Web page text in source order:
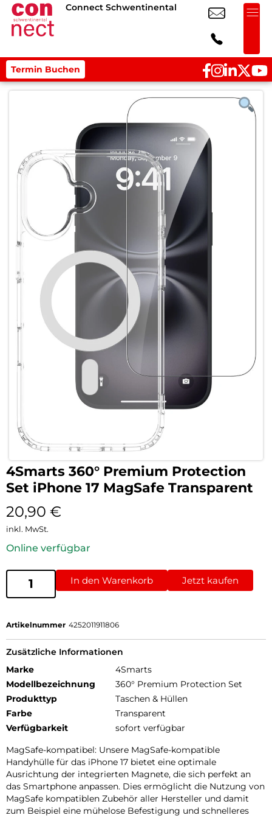
Connect Schwentinental
Termin Buchen
4Smarts 360° Premium Protection
Set iPhone 17 MagSafe Transparent
20,90 €
inkl. MwSt.
Online verfügbar
In den Warenkorb Jetzt kaufen
Artikelnummer 4252011911806
Zusätzliche Informationen
Marke
4Smarts
Modellbezeichnung
360° Premium Protection Set
Produkttyp
Taschen & Hüllen
Farbe
Transparent
Verfügbarkeit
sofort verfügbar
MagSafe-kompatibel: Unsere MagSafe-kompatible
Handyhülle für das iPhone 17 bietet eine optimale
Ausrichtung der integrierten Magnete, die sich perfekt an
das Smartphone anpassen. Dies ermöglicht die Nutzung von
MagSafe kompatiblen Zubehör aller Hersteller und damit
zum Beispiel eine mühelose Befestigung und schnelleres